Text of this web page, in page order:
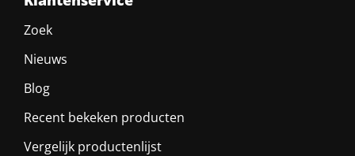
Zoek
Nieuws
Blog
Recent bekeken producten
Vergelijk productenlijst